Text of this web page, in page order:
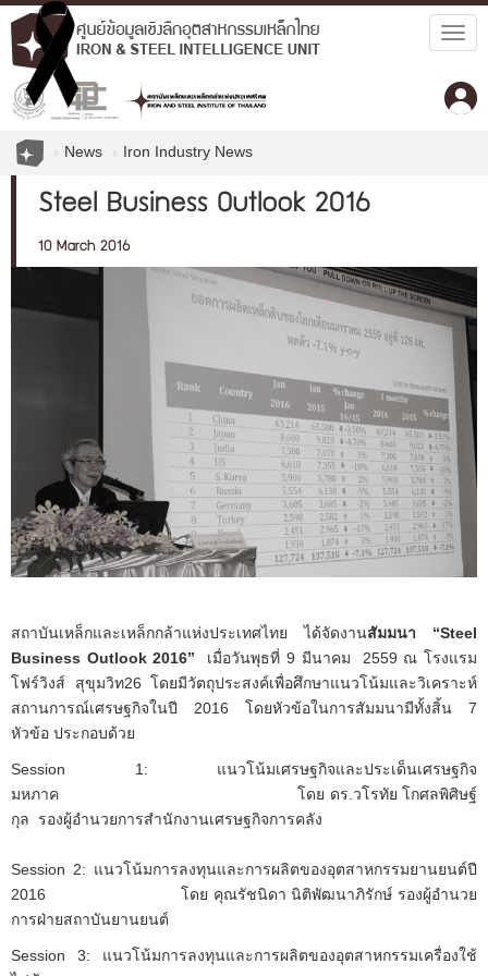
News Iron Industry News
Steel Business Outlook 2016
10 March 2016
สถาบันเหล็กและเหล็กกล้าแห่งประเทศไทย ได้จัดงานสัมมนา “Steel
Business Outlook 2016” เมื่อวันพุธที่ 9 มีนาคม 2559 ณ โรงแรม
โฟร์วิงส์ สุขุมวิท26 โดยมีวัตถุประสงค์เพื่อศึกษาแนวโน้มและวิเคราะห์
สถานการณ์เศรษฐกิจในปี 2016 โดยหัวข้อในการสัมมนามีทั้งสิ้น 7
หัวข้อ ประกอบด้วย
Session 1: แนวโน้มเศรษฐกิจและประเด็นเศรษฐกิจ
มหภาค โดย ดร.วโรทัย โกศลพิศิษฐ์
กุล รองผู้อำนวยการสำนักงานเศรษฐกิจการคลัง
Session 2: แนวโน้มการลงทุนและการผลิตของอุตสาหกรรมยานยนต์ปี
2016 โดย คุณรัชนิดา นิติพัฒนาภิรักษ์ รองผู้อำนวย
การฝ่ายสถาบันยานยนต์
Session 3: แนวโน้มการลงทุนและการผลิตของอุตสาหกรรมเครื่องใช้